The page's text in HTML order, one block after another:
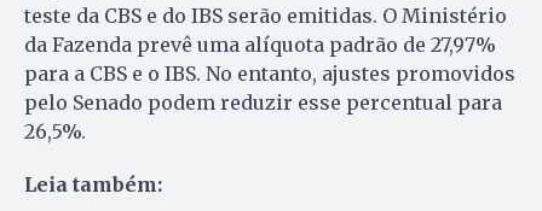
teste da CBS e do IBS serão emitidas. O Ministério
da Fazenda prevê uma alíquota padrão de 27,97%
para a CBS e o IBS. No entanto, ajustes promovidos
pelo Senado podem reduzir esse percentual para
26,5%.
Leia também: